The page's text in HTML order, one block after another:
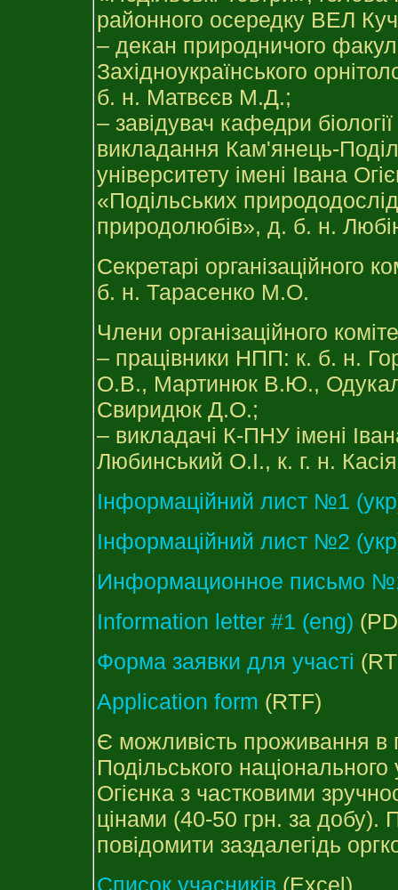
районного осередку ВЕЛ
– декан природничого
Західноукраїнського
б. н. Матвєєв М.Д.;
– завідувач кафедри
викладання Кам'янець-
університету імені Івана
«Подільських
природолюбів», д. б. н.
Секретарі організаційного
б. н. Тарасенко М.О.
Члени організаційного
– працівники НПП: к. б. н.
О.В., Мартинюк В.Ю.,
Свиридюк Д.О.;
– викладачі К-ПНУ імені
Любинський О.І., к. г. н.
Інформаційний лист №1
Інформаційний лист №2
Информационное письмо
Information letter #1 (eng)
Форма заявки для участі
Application form (RTF)
Є можливість проживання в
Подільського національного
Огієнка з частковими
цінами (40-50 грн. за добу).
повідомити заздалегідь
Список учасників (Excel).